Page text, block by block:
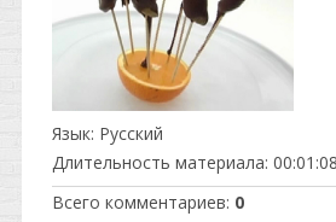
Язык: Русский
Длительность материала: 00:01:08
Всего комментариев: 0